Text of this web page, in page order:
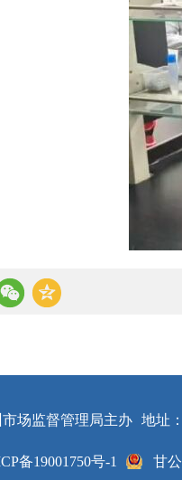
场监督管理局主办 地址
备19001750号-1 甘